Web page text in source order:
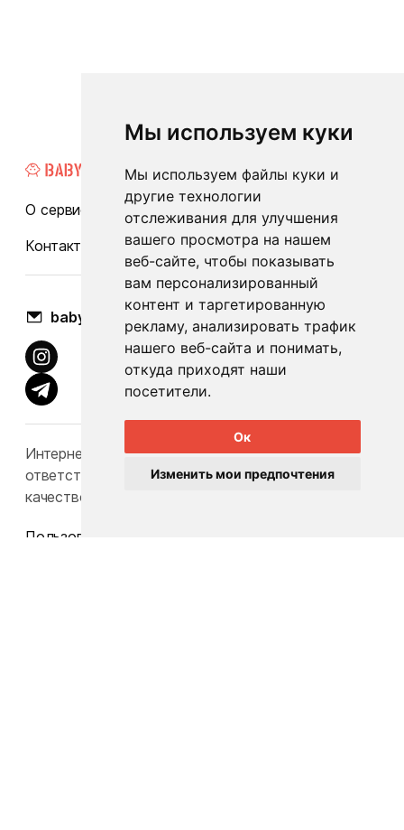
Мы используем куки
Мы используем файлы куки и
другие технологии
отслеживания для улучшения
вашего просмотра на нашем
веб-сайте, чтобы показывать
вам персонализированный
контент и таргетированную
рекламу, анализировать трафик
нашего веб-сайта и понимать,
откуда приходят наши
посетители.
Ок
Изменить мои предпочтения
О сервисе Каталог
Контакты
Оплата и доставка
babylook.gm@gmail.com
Интернет-каталог Babylook.by не несет
ответственность за конечную стоимость и
качество товаров.
Пользовательское соглашение